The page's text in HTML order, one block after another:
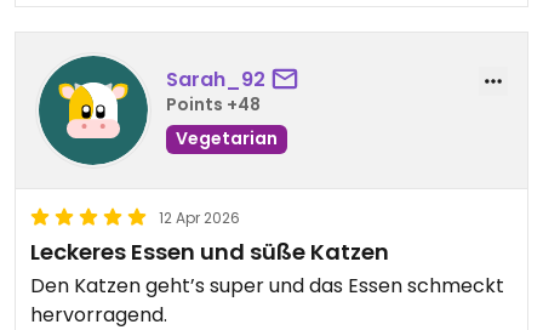
Sarah_92
Points +48
Vegetarian
12 Apr 2026
Leckeres Essen und süße Katzen
Den Katzen geht’s super und das Essen schmeckt
hervorragend.